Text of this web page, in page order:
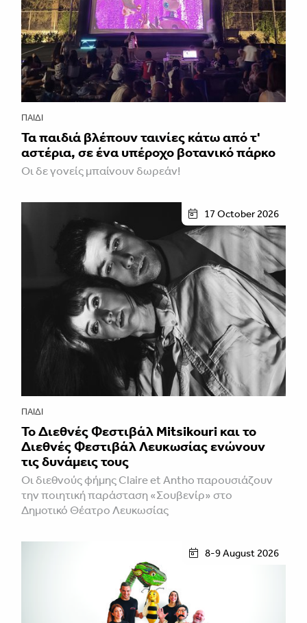
ΠΑΙΔΊ
Τα παιδιά βλέπουν ταινίες κάτω από τ'
αστέρια, σε ένα υπέροχο βοτανικό πάρκο
Οι δε γονείς μπαίνουν δωρεάν!
17 October 2026
ΠΑΙΔΊ
Το Διεθνές Φεστιβάλ Mitsikouri και το
Διεθνές Φεστιβάλ Λευκωσίας ενώνουν
τις δυνάμεις τους
Οι διεθνούς φήμης Claire et Antho παρουσιάζουν
την ποιητική παράσταση «Σουβενίρ» στο
Δημοτικό Θέατρο Λευκωσίας
8-9 August 2026